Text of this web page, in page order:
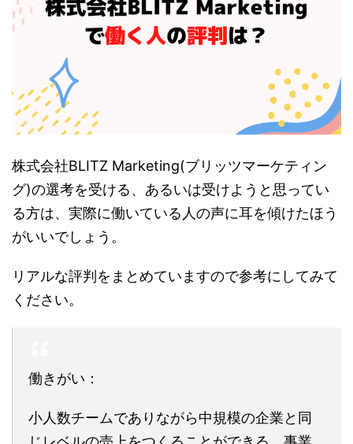
株式会社BLITZ Marketing(ブリッツマーケティン
グ)の選考を受ける、あるいは受けようと思ってい
る方は、実際に働いている人の声に耳を傾けたほう
がいいでしょう。
リアルな評判をまとめていますので参考にしてみて
ください。
働きがい：
小人数チームでありながら中規模の企業と同